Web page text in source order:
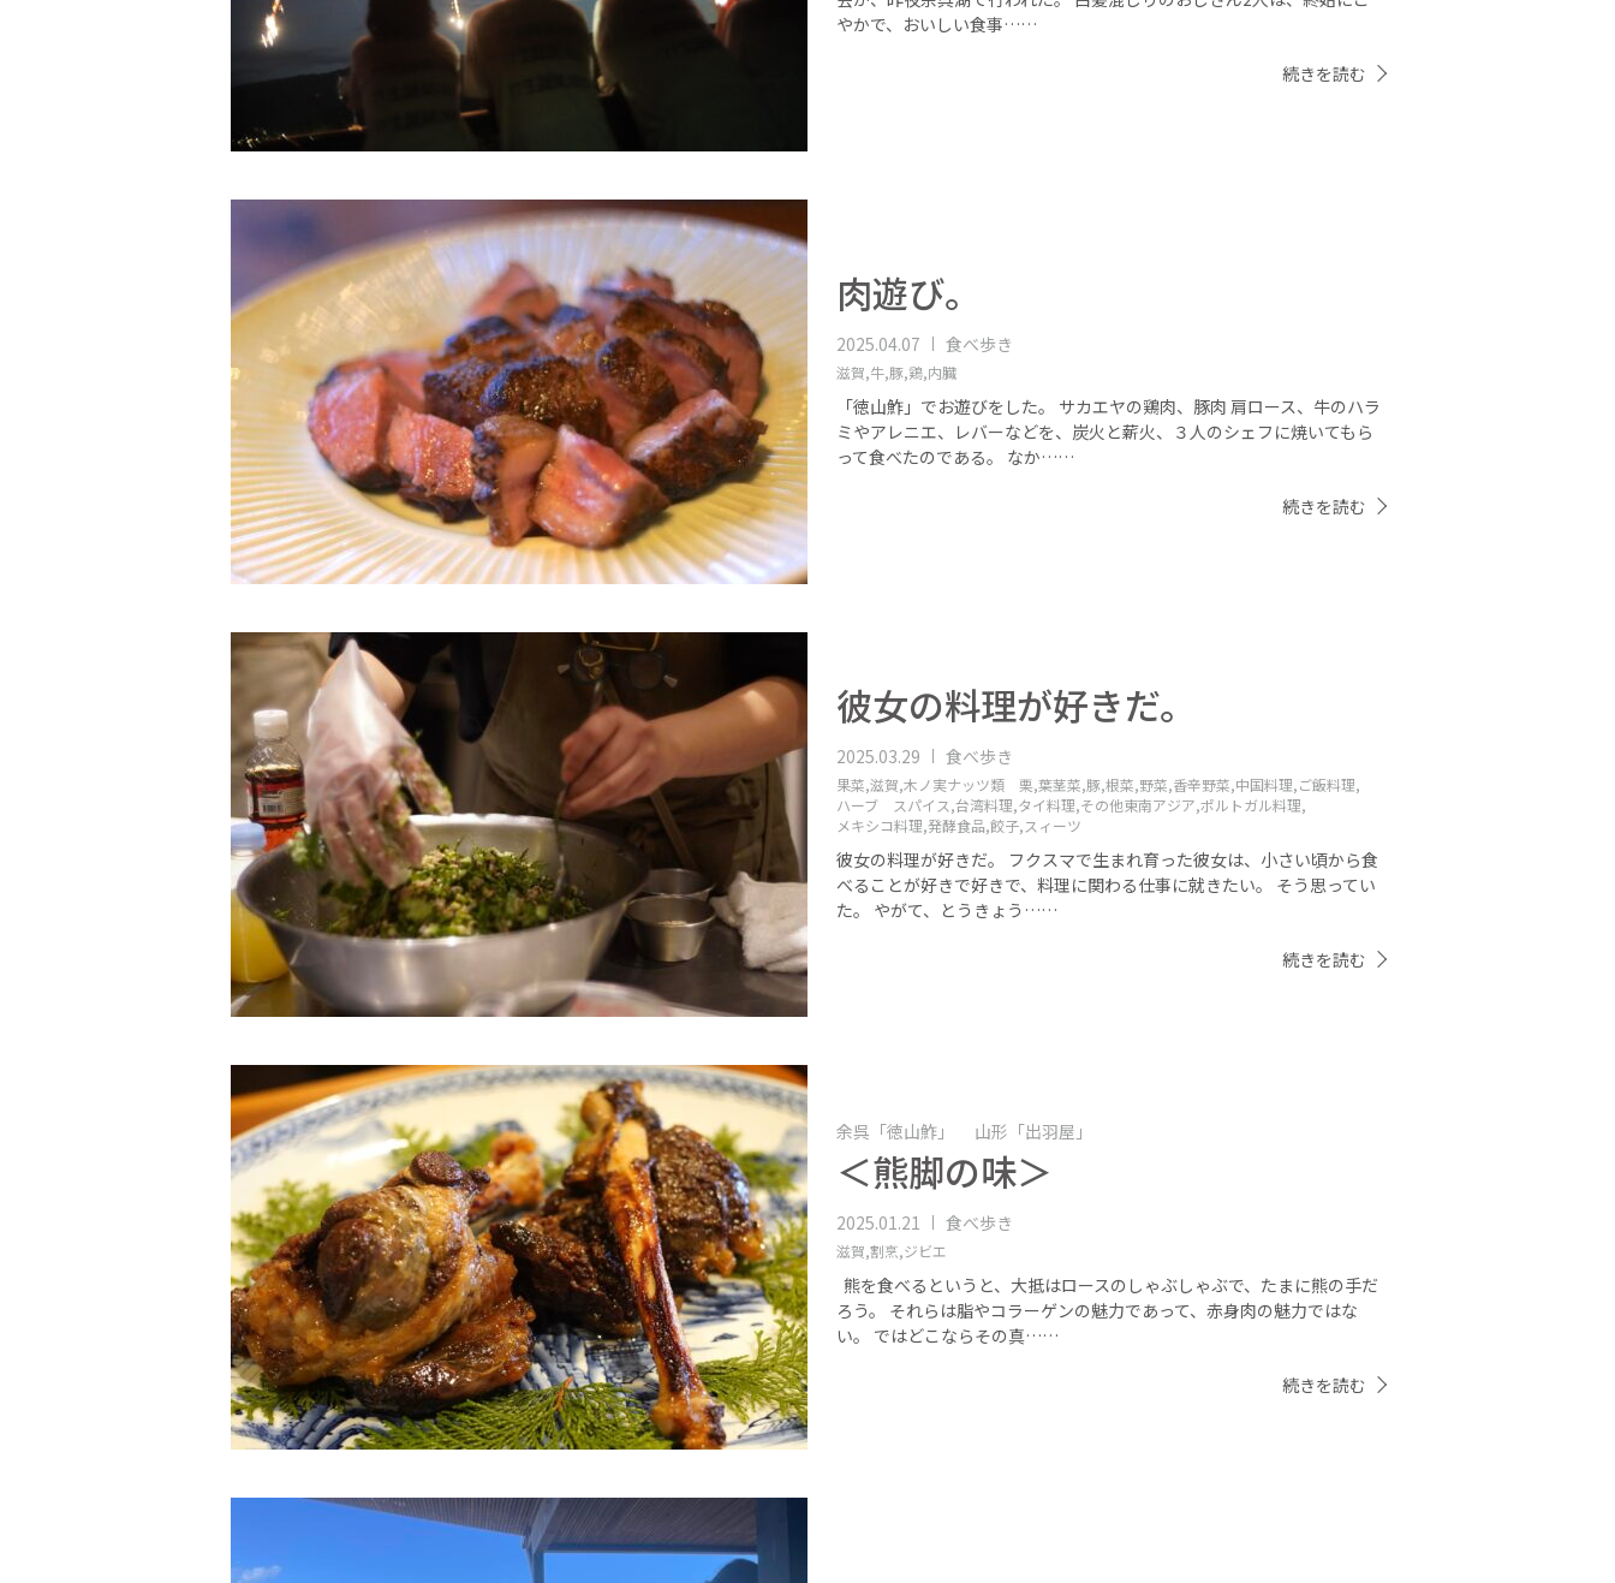
やかで、おいしい食事……
続きを読む
肉遊び。
2025.04.07 食べ歩き
滋賀,牛,豚,鶏,内臓
「徳山鮓」でお遊びをした。 サカエヤの鶏肉、豚肉 肩ロース、牛のハラ
ミやアレニエ、レバーなどを、炭火と薪火、３人のシェフに焼いてもら
って食べたのである。 なか……
続きを読む
彼女の料理が好きだ。
2025.03.29 食べ歩き
果菜,滋賀,木ノ実ナッツ類 栗,葉茎菜,豚,根菜,野菜,香辛野菜,中国料理,ご飯料理,
ハーブ スパイス,台湾料理,タイ料理,その他東南アジア,ポルトガル料理,
メキシコ料理,発酵食品,餃子,スィーツ
彼女の料理が好きだ。 フクスマで生まれ育った彼女は、小さい頃から食
べることが好きで好きで、料理に関わる仕事に就きたい。 そう思ってい
た。 やがて、とうきょう……
続きを読む
余呉「徳山鮓」 山形「出羽屋」
＜熊脚の味＞
2025.01.21 食べ歩き
滋賀,割烹,ジビエ
熊を食べるというと、大抵はロースのしゃぶしゃぶで、たまに熊の手だ
ろう。 それらは脂やコラーゲンの魅力であって、赤身肉の魅力ではな
い。 ではどこならその真……
続きを読む